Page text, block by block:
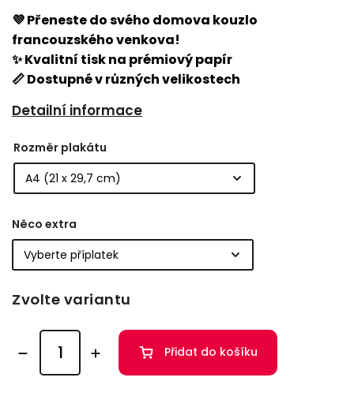
💜 Přeneste do svého domova kouzlo
francouzského venkova!
✨ Kvalitní tisk na prémiový papír
📏 Dostupné v různých velikostech
Detailní informace
Rozměr plakátu
Něco extra
Zvolte variantu
Přidat do košíku